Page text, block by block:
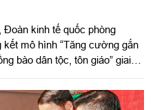
dân tộc, tôn giáo”
Đoàn kinh tế quốc phòng
mô hình “Tăng cường gắn
bào dân tộc, tôn giáo” giai
nghị.